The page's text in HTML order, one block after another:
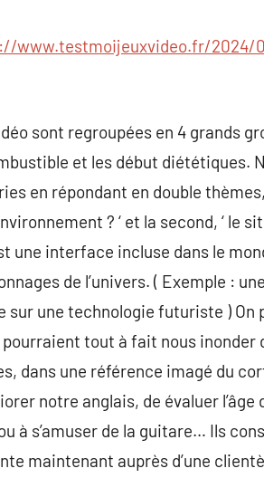
www.testmoijeuxvideo.fr/2024/
sont regroupées en 4 grands
et les début diététiques.
en répondant en double
? ‘ et la second, ‘ le
une interface incluse dans le
de l’univers. ( Exemple :
sur une technologie futuriste ) On
tout à fait nous inonder
dans une référence imagé du
notre anglais, de évaluer
à s’amuser de la guitare… Ils
maintenant auprès d’une